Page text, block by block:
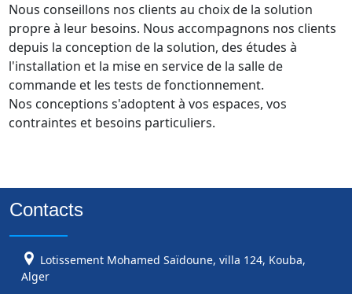
Nous conseillons nos clients au choix de la solution
propre à leur besoins. Nous accompagnons nos clients
depuis la conception de la solution, des études à
l'installation et la mise en service de la salle de
commande et les tests de fonctionnement.
Nos conceptions s'adoptent à vos espaces, vos
Contacts
Lotissement Mohamed Saïdoune, villa 124, Kouba,
Alger